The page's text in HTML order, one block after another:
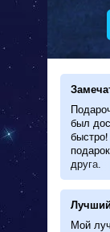
на
был
друга.
Мой